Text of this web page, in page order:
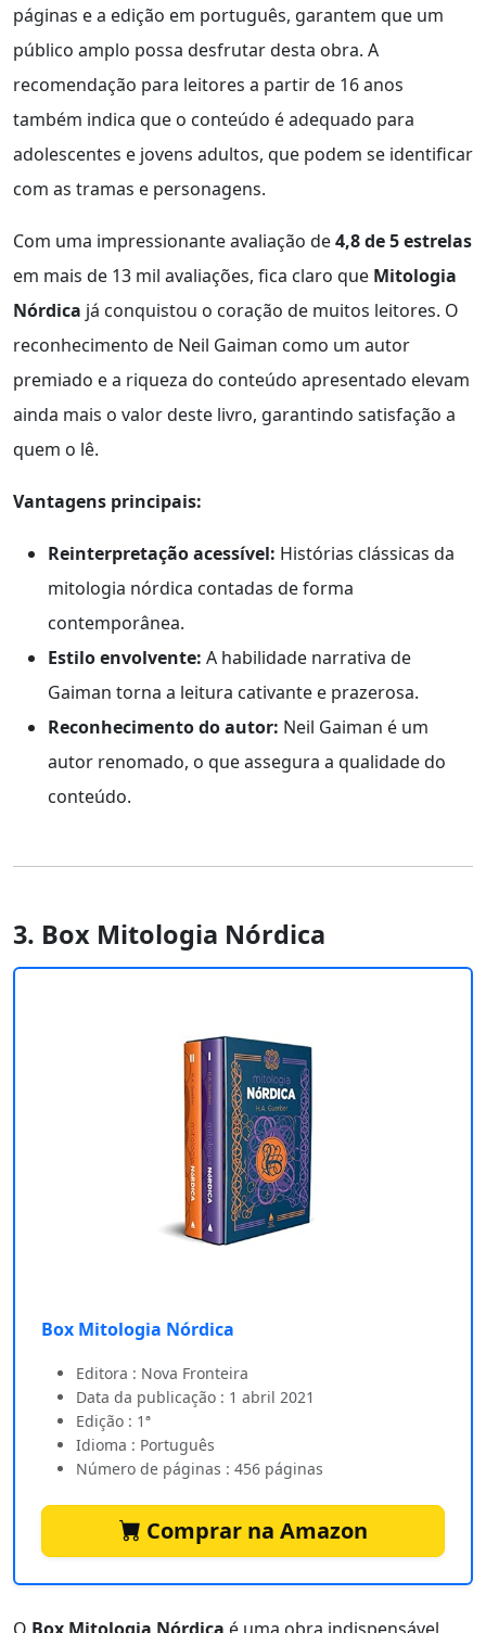
páginas e a edição em português, garantem que um
público amplo possa desfrutar desta obra. A
recomendação para leitores a partir de 16 anos
também indica que o conteúdo é adequado para
adolescentes e jovens adultos, que podem se identificar
com as tramas e personagens.
Com uma impressionante avaliação de4,8 de 5 estrelas
em mais de 13 mil avaliações, fica claro que Mitologia
Nórdica já conquistou o coração de muitos leitores. O
reconhecimento de Neil Gaiman como um autor
premiado e a riqueza do conteúdo apresentado elevam
ainda mais o valor deste livro, garantindo satisfação a
quem o lê.
Vantagens principais:
Reinterpretação acessível: Histórias clássicas da
mitologia nórdica contadas de forma
contemporânea.
Estilo envolvente: A habilidade narrativa de
Gaiman torna a leitura cativante e prazerosa.
Reconhecimento do autor: Neil Gaiman é um
autor renomado, o que assegura a qualidade do
conteúdo.
3. Box Mitologia Nórdica
Box Mitologia Nórdica
Editora : Nova Fronteira
Data da publicação : 1 abril 2021
Edição : 1ª
Idioma : Português
Número de páginas : 456 páginas
Comprar na Amazon